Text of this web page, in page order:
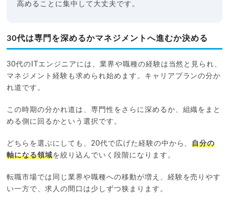
高めることに集中して大丈夫です。
30代は専門を深めるかマネジメントへ進むか決める
30代のITエンジニアには、業界や職種の経験は当然と見られ、
マネジメント経験も求められ始めます。キャリアプランの分か
れ道です。
この時期の分かれ道は、専門性をさらに深めるか、組織をまと
める側に回るかという選択です。
どちらを選ぶにしても、20代で広げた経験の中から、自分の
軸になる領域を絞り込んでいく段階になります。
転職市場では同じ業界や職種への移動が増え、経験を売りやす
い一方で、求人の間口は少しずつ狭まります。